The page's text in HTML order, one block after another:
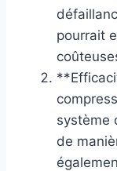
pourrait
système
de